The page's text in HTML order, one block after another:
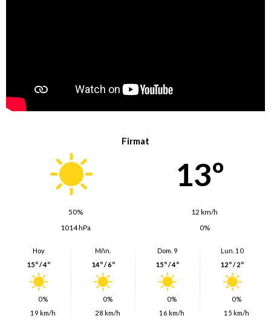
Firmat
13º
50%
12 km/h
1014 hPa
0%
Hoy
15º / 4º
0%
19 km/h
Mñn.
14º / 6º
0%
28 km/h
Dom. 9
15º / 4º
0%
16 km/h
Lun. 10
12º / 2º
0%
15 km/h